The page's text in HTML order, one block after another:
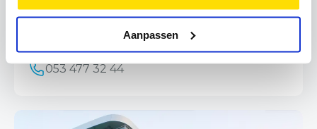
Aanpassen
FysioHolland Enschede Geessinkbrink
Geessinkbrink 7, 7544CW, Enschede
053 477 32 44